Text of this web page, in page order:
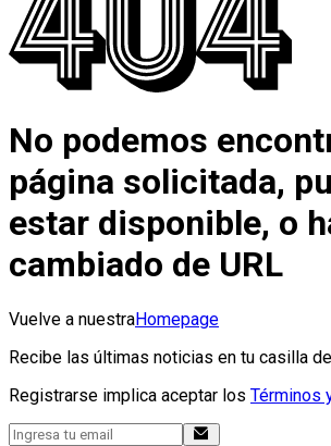
No podemos
página solicitada,
estar disponible, o
cambiado de URL
Vuelve a nuestraHomepage
Recibe las últimas noticias en tu casilla
Registrarse implica aceptar los Términos